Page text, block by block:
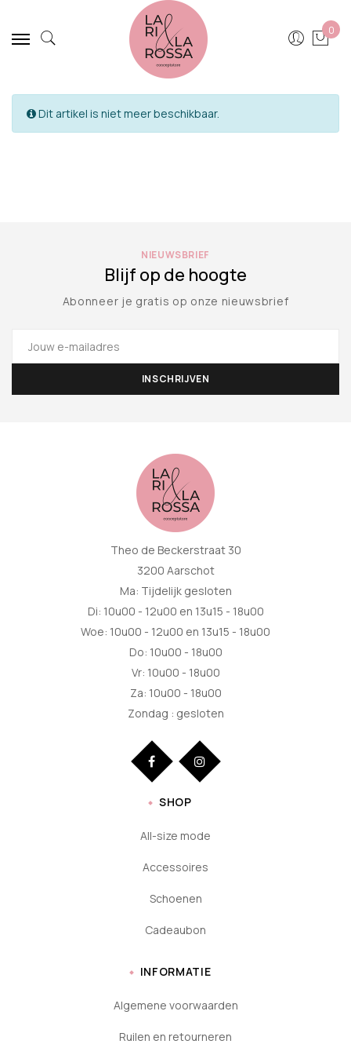
0
Dit artikel is niet meer beschikbaar.
NIEUWSBRIEF
Blijf op de hoogte
Abonneer je gratis op onze nieuwsbrief
Theo de Beckerstraat 30
3200 Aarschot
Ma: Tijdelijk gesloten
Di: 10u00 - 12u00 en 13u15 - 18u00
Woe: 10u00 - 12u00 en 13u15 - 18u00
Do: 10u00 - 18u00
Vr: 10u00 - 18u00
Za: 10u00 - 18u00
Zondag : gesloten
SHOP
All-size mode
Accessoires
Schoenen
Cadeaubon
INFORMATIE
Algemene voorwaarden
Ruilen en retourneren